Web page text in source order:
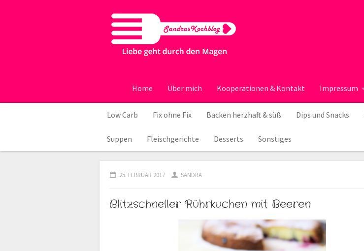
Home Über mich Kooperationen & Kontakt Impressum
Low Carb Fix ohne Fix Backen herzhaft & süß Dips und Snacks
Suppen Fleischgerichte Desserts Sonstiges
25. FEBRUAR 2017 SANDRA
Blitzschneller Rührkuchen mit Beeren